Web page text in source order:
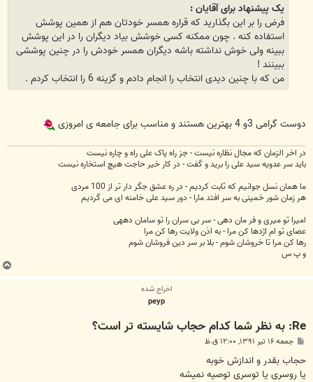
یک پیشنهاد برای آقایان :
فرض را بر این بگذارید که قراره همسر خودتان هم از همین پوشش
استفاده کنه . چون ممکنه کسی خوشش بیاد دیگران را در این پوشش
ببینه ولی خوش نداشته باشه دیگران همسر خودش را در چنین پوششی
ببینند !
من که با چنین دیدی انتخاب را انجام دادم و گزینه 6 را انتخاب کردم .
دوست گرامی 3و 4 بهترین هستند و مناسب برای جامعه ی امروزی
در اخر الزمان که مجال نظاره نیست - جز راه پاک علی راه و چاره نیست
باید سر عدویه سید علی را برید و گفت - در کار خیر حاجت هیچ استخاره نیست
ما همان نسل جوانیم که ثابت کردیم - در ره عشق جگر دار تر از 100 مردی
هر زمان شور خمینی به سر افتد مارا - دور سید علی خامنه ای می گردیم
امیرا تو میری و فر مان دهی - سر بی سران را تو سامان دههی
عصای تو ام اژدها کن مرا - به اذن ولایت رها کن مرا
رها کن مرا تا خروشان شوم - بلا بر سر دین فروشان شوم
و پ س
ب
ا
اخراج شده
peyp
Re: به نظر شما کدام حجاب شایسته تر است؟
پ
ت
جمعه ۱۶ تیر ۱۳۹۱, ۱۲:۰۰ ق.ظ
حجاب بقدر و اندازش خوبه
یا روسری یا توسری توصیه نمیشه